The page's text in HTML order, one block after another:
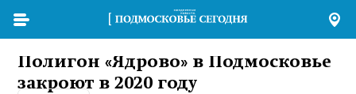
Полигон «Ядрово» в Подмосковье
закроют в 2020 году